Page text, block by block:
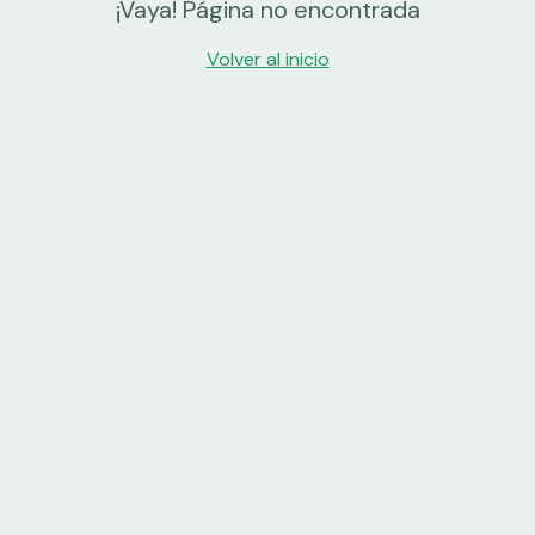
¡Vaya! Página no encontrada
Volver al inicio